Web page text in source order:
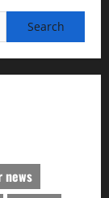
news